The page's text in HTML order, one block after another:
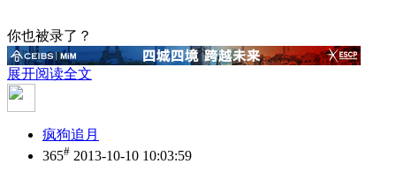
你也被录了？
展开阅读全文
疯狗追月
365# 2013-10-10 10:03:59